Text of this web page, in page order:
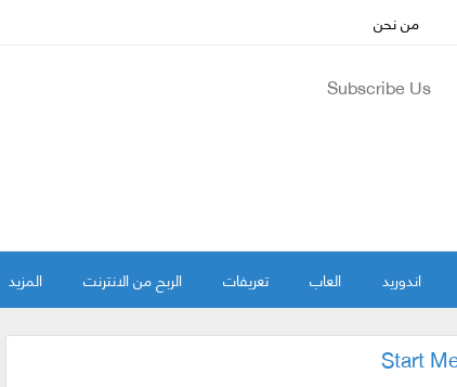
من نحن
Subscribe Us
اندوريد العاب تعريفات الربح من الانترنت المزيد